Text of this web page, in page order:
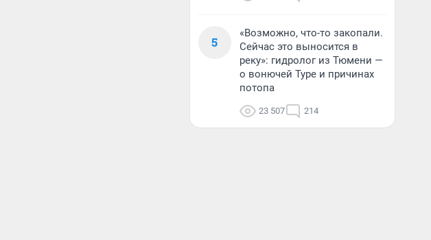
5
«Возможно, что-то закопали.
Сейчас это выносится в
реку»: гидролог из Тюмени —
о вонючей Туре и причинах
потопа
23 507 214